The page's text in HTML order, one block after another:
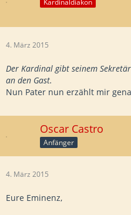
Kardinaldiakon
4. März 2015
Der Kardinal gibt seinem
an den Gast.
Nun Pater nun erzählt mir
Oscar Castro
Anfänger
4. März 2015
Eure Eminenz,